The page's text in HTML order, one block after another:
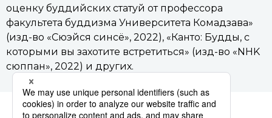
оценку буддийских статуй от профессора
факультета буддизма Университета Комадзава»
(изд-во «Сюэйся синсё», 2022), «Канто: Будды, с
которыми вы захотите встретиться» (изд-во «NHK
сюппан», 2022) и других.